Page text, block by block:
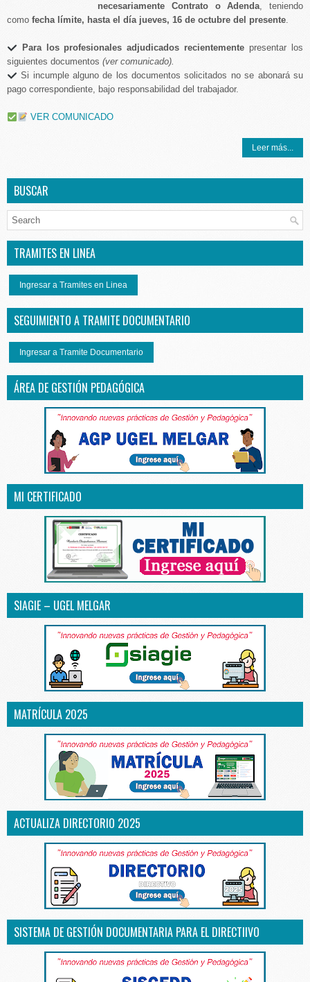
necesariamente Contrato o Adenda, teniendo
como fecha límite, hasta el día jueves, 16 de octubre del presente.
Para los profesionales adjudicados recientementepresentar los
siguientes documentos (ver comunicado).
Si incumple alguno de los documentos solicitados no se abonará su
pago correspondiente, bajo responsabilidad del trabajador.
VER COMUNICADO
Leer más...
BUSCAR
TRAMITES EN LINEA
Ingresar a Tramites en Linea
SEGUIMIENTO A TRAMITE DOCUMENTARIO
Ingresar a Tramite Documentario
ÁREA DE GESTIÓN PEDAGÓGICA
MI CERTIFICADO
SIAGIE – UGEL MELGAR
MATRÍCULA 2025
ACTUALIZA DIRECTORIO 2025
SISTEMA DE GESTIÓN DOCUMENTARIA PARA EL DIRECTIIVO